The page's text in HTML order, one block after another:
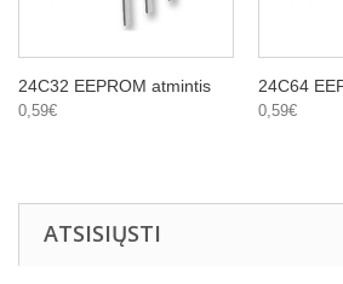
24C32 EEPROM atmintis
0,59€
24C64
0,59€
ATSISIŲSTI